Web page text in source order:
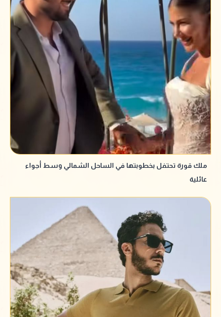
ملك قورة تحتفل بخطوبتها في الساحل الشمالي وسط أجواء
عائلية